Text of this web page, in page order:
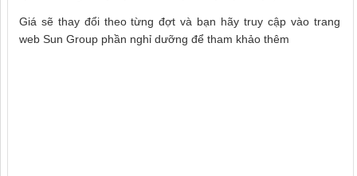
Giá sẽ thay đổi theo từng đợt và bạn hãy truy cập vào trang
web Sun Group phần nghỉ dưỡng để tham khảo thêm